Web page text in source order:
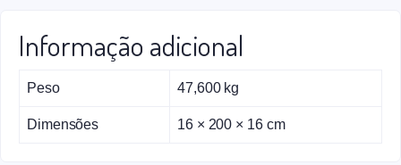
Informação adicional
Peso 47,600 kg
Dimensões 16 × 200 × 16 cm